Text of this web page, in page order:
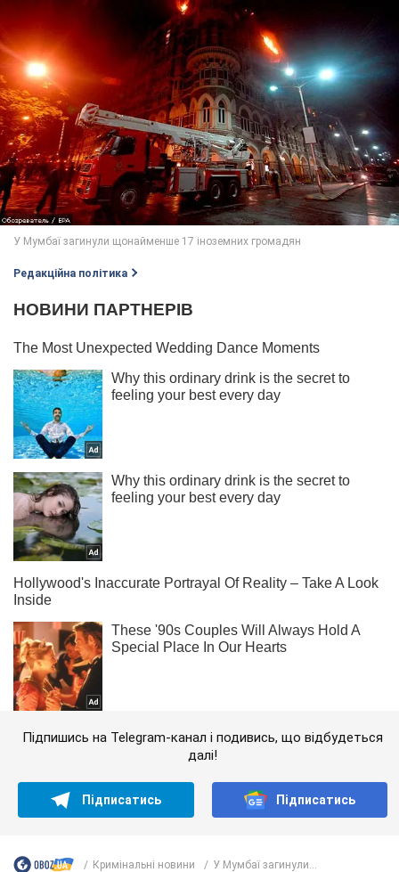
Редакційна політика
Підпишись на Telegram-канал і подивись, що відбудеться
далі!
Підписатись Підписатись
Кримінальні новини У Мумбаї загинули...